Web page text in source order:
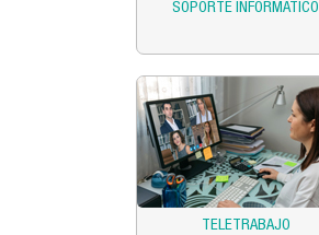
SOPORTE INFORMATICO
TELETRABAJO